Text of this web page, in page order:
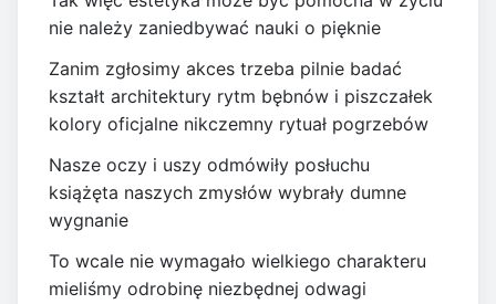
nie należy zaniedbywać nauki o pięknie
Zanim zgłosimy akces trzeba pilnie badać
kształt architektury rytm bębnów i piszczałek
kolory oficjalne nikczemny rytuał pogrzebów
Nasze oczy i uszy odmówiły posłuchu
książęta naszych zmysłów wybrały dumne
wygnanie
To wcale nie wymagało wielkiego charakteru
mieliśmy odrobinę niezbędnej odwagi